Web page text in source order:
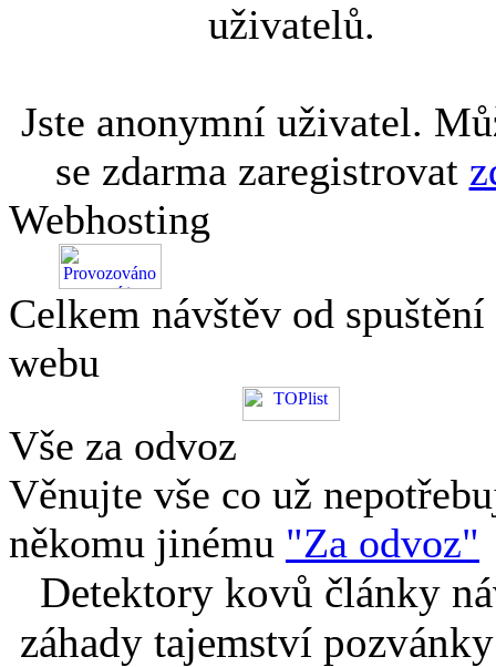
uživatelů.
Jste anonymní uživatel.
se zdarma zaregistrovat
Webhosting
Celkem návštěv od spuštění
webu
Vše za odvoz
Věnujte vše co už
někomu jinému "Za odvoz"
Detektory kovů články
záhady tajemství